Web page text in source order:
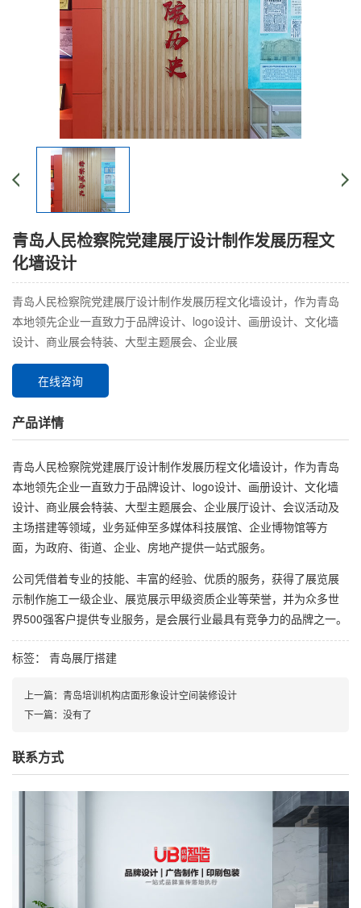
青岛人民检察院党建展厅设计制作发展历程文
化墙设计
青岛人民检察院党建展厅设计制作发展历程文化墙设计，作为青岛
本地领先企业一直致力于品牌设计、logo设计、画册设计、文化墙
设计、商业展会特装、大型主题展会、企业展
在线咨询
产品详情
青岛人民检察院党建展厅设计制作发展历程文化墙设计，作为青岛
本地领先企业一直致力于品牌设计、logo设计、画册设计、文化墙
设计、商业展会特装、大型主题展会、企业展厅设计、会议活动及
主场搭建等领域，业务延伸至多媒体科技展馆、企业博物馆等方
面，为政府、街道、企业、房地产提供一站式服务。
公司凭借着专业的技能、丰富的经验、优质的服务，获得了展览展
示制作施工一级企业、展览展示甲级资质企业等荣誉，并为众多世
界500强客户提供专业服务，是会展行业最具有竞争力的品牌之一。
标签： 青岛展厅搭建
上一篇： 青岛培训机构店面形象设计空间装修设计
下一篇： 没有了
联系方式